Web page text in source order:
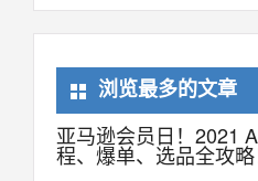
浏览最多的文章
亚马逊会员日！2021
程、爆单、选品全攻略